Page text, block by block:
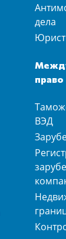
дела
Юрист
право
ВЭД